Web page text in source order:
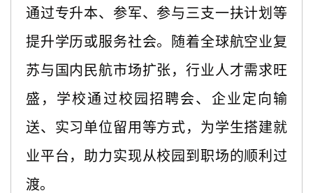
通过专升本、参军、参与三支一扶计划等
提升学历或服务社会。随着全球航空业复
苏与国内民航市场扩张，行业人才需求旺
盛，学校通过校园招聘会、企业定向输
送、实习单位留用等方式，为学生搭建就
业平台，助力实现从校园到职场的顺利过
渡。